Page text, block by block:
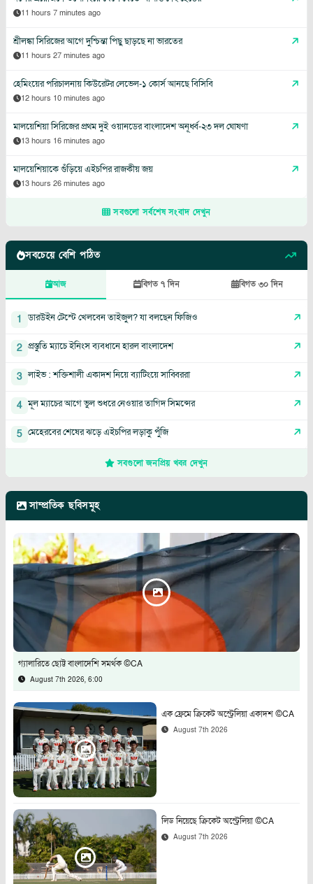
11 hours 7 minutes ago
শ্রীলঙ্কা সিরিজের আগে দুশ্চিন্তা পিছু ছাড়ছে না ভারতের
11 hours 27 minutes ago
হেমিংয়ের পরিচালনায় কিউরেটর লেভেল-১ কোর্স আনছে বিসিবি
12 hours 10 minutes ago
মালয়েশিয়া সিরিজের প্রথম দুই ওয়ানডের বাংলাদেশ অনূর্ধ্ব-২৩ দল ঘোষণা
13 hours 16 minutes ago
মালয়েশিয়াকে গুঁড়িয়ে এইচপির রাজকীয় জয়
13 hours 26 minutes ago
সবগুলো সর্বশেষ সংবাদ দেখুন
সবচেয়ে বেশি পঠিত
আজ বিগত ৭ দিন বিগত ৩০ দিন
1 ডারউইন টেস্টে খেলবেন তাইজুল? যা বলছেন ফিজিও
2 প্রস্তুতি ম্যাচে ইনিংস ব্যবধানে হারল বাংলাদেশ
3 লাইভ : শক্তিশালী একাদশ নিয়ে ব্যাটিংয়ে সাব্বিররা
4 মূল ম্যাচের আগে ভুল শুধরে নেওয়ার তাগিদ সিমন্সের
5 মেহেরবের শেষের ঝড়ে এইচপির লড়াকু পুঁজি
সবগুলো জনপ্রিয় খবর দেখুন
সাম্প্রতিক ছবিসমূহ
গ্যালারিতে ছোট্ট বাংলাদেশি সমর্থক ©CA
August 7th 2026, 6:00
এক ফ্রেমে ক্রিকেট অস্ট্রেলিয়া একাদশ ©CA
August 7th 2026
লিড নিয়েছে ক্রিকেট অস্ট্রেলিয়া ©CA
August 7th 2026